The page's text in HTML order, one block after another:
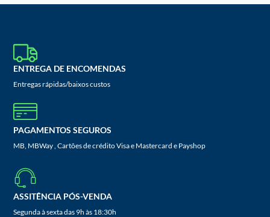
ENTREGA DE ENCOMENDAS
Entregas rápidas/baixos custos
PAGAMENTOS SEGUROS
MB, MBWay , Cartões de crédito Visa e Mastercard e Payshop
ASSITÊNCIA PÓS-VENDA
Segunda à sexta das 9h às 18:30h